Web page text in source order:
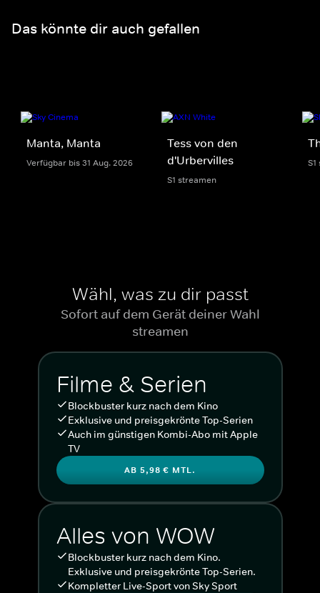
Das könnte dir auch gefallen
Manta, Manta
Verfügbar bis 31 Aug. 2026
Tess von den
d'Urbervilles
S1 streamen
Wähl, was zu dir passt
Sofort auf dem Gerät deiner Wahl
streamen
Filme & Serien
Blockbuster kurz nach dem Kino
Exklusive und preisgekrönte Top-Serien
Auch im günstigen Kombi-Abo mit Apple
TV
AB 5,98 € MTL.
Alles von WOW
Blockbuster kurz nach dem Kino.
Exklusive und preisgekrönte Top-Serien.
Kompletter Live-Sport von Sky Sport